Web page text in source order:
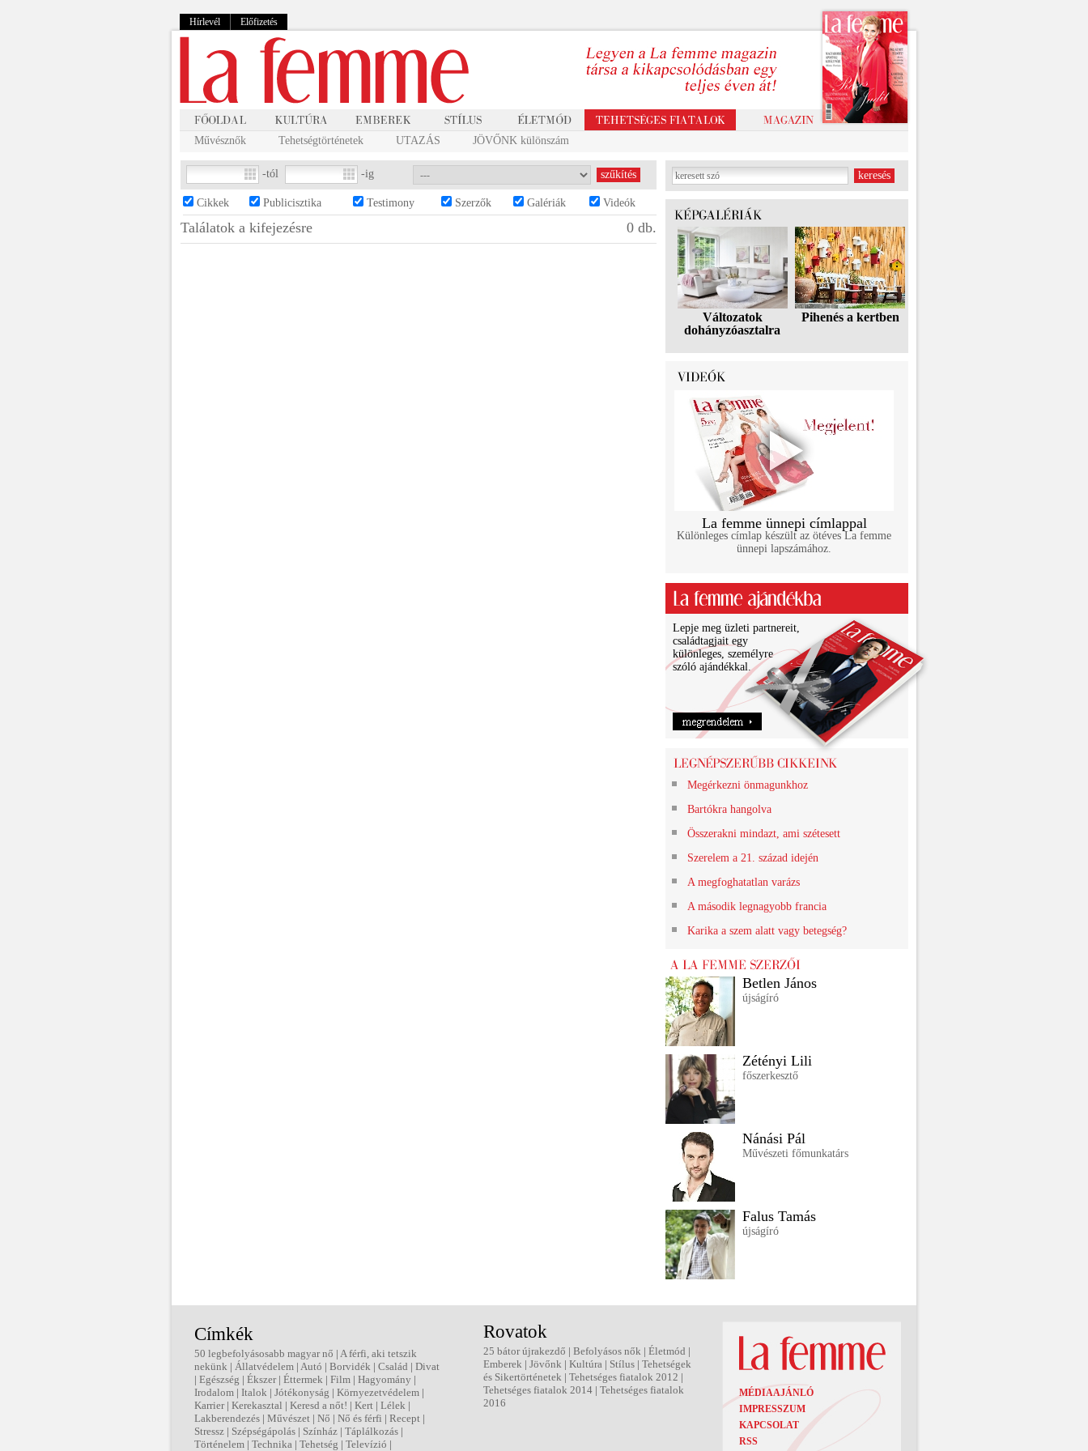
Hírlevél Előfizetés
Művésznők Tehetségtörténetek UTAZÁS JÖVŐNK különszám
-tól -ig
Cikkek Publicisztika Testimony Szerzők Galériák Videók
Találatok a kifejezésre 0 db.
Változatok
dohányzóasztalra
Pihenés a kertben
La femme ünnepi címlappal
Különleges címlap készült az ötéves La femme
ünnepi lapszámához.
Lepje meg üzleti partnereit,
családtagjait egy
különleges, személyre
szóló ajándékkal.
Megérkezni önmagunkhoz
Bartókra hangolva
Összerakni mindazt, ami szétesett
Szerelem a 21. század idején
A megfoghatatlan varázs
A második legnagyobb francia
Karika a szem alatt vagy betegség?
Betlen János
újságíró
Zétényi Lili
főszerkesztő
Nánási Pál
Művészeti főmunkatárs
Falus Tamás
újságíró
Címkék
50 legbefolyásosabb magyar nő | A férfi, aki tetszik
nekünk | Állatvédelem | Autó | Borvidék | Család | Divat
| Egészség | Ékszer| Éttermek | Film | Hagyomány |
Irodalom | Italok | Jótékonyság | Környezetvédelem |
Karrier| Kerekasztal | Keresd a nőt! | Kert | Lélek |
Lakberendezés | Művészet | Nő | Nő és férfi | Recept |
Stressz | Szépségápolás | Színház | Táplálkozás |
Történelem | Technika | Tehetség | Televízió |
Rovatok
25 bátor újrakezdő | Befolyásos nők | Életmód |
Emberek | Jövőnk | Kultúra | Stílus | Tehetségek
és Sikertörténetek | Tehetséges fiatalok 2012 |
Tehetséges fiatalok 2014 | Tehetséges fiatalok
2016
MÉDIAAJÁNLÓ
IMPRESSZUM
KAPCSOLAT
RSS